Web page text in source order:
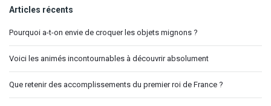
Articles récents
Pourquoi a-t-on envie de croquer les objets mignons ?
Voici les animés incontournables à découvrir absolument
Que retenir des accomplissements du premier roi de France ?